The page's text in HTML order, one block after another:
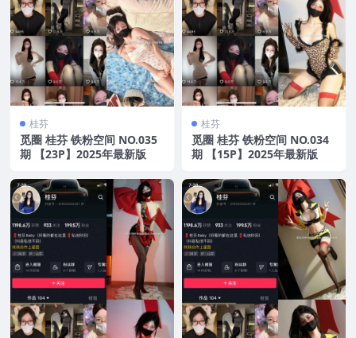
桂芬
觅圈 桂芬 铁粉空间 NO.035
期 【23P】2025年最新版
桂芬
觅圈 桂芬 铁粉空间 NO.034
期 【15P】2025年最新版